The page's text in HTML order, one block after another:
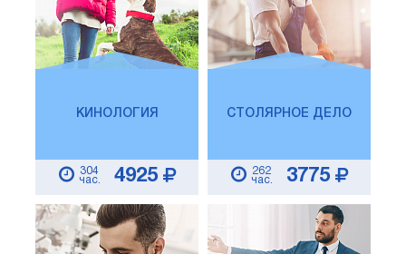
КИНОЛОГИЯ
304
час.
4925
СТОЛЯРНОЕ ДЕЛО
262
час.
3775